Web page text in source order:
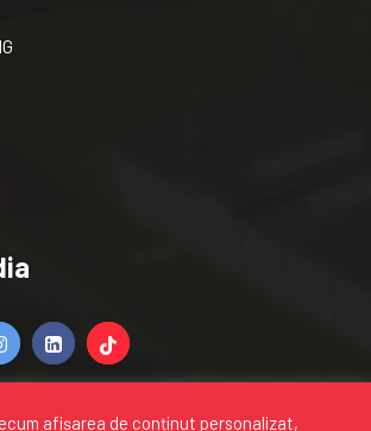
afișarea de conținut personalizat,